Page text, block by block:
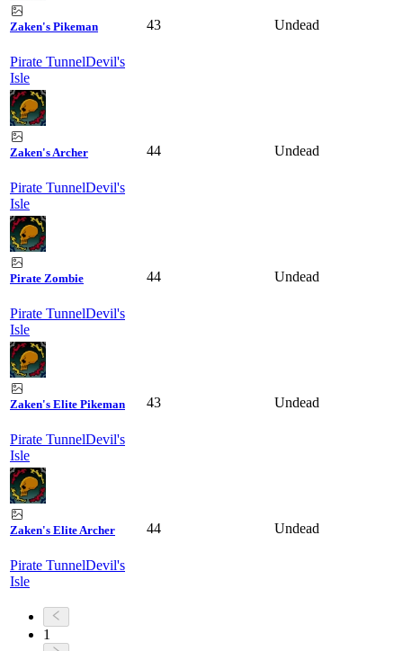
Zaken's Pikeman
Pirate TunnelDevil's
Isle
43 Undead
Zaken's Archer
Pirate TunnelDevil's
Isle
44 Undead
Pirate Zombie
Pirate TunnelDevil's
Isle
44 Undead
Zaken's Elite Pikeman
Pirate TunnelDevil's
Isle
43 Undead
Zaken's Elite Archer
Pirate TunnelDevil's
Isle
44 Undead
1